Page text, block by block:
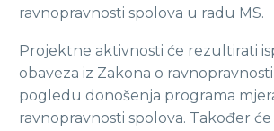
ravnopravnosti spolova u radu MS.
Projektne aktivnosti će rezultirati
obaveza iz Zakona o
pogledu donošenja programa
ravnopravnosti spolova. Također